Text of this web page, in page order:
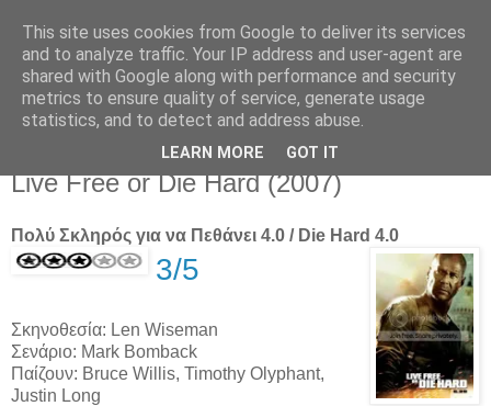
Movies For The Masses
Challenging common sense since 2004
Thursday, June 28, 2007
Live Free or Die Hard (2007)
Πολύ Σκληρός για να Πεθάνει 4.0 / Die Hard 4.0
3/5
Σκηνοθεσία: Len Wiseman
Σενάριο: Mark Bomback
Παίζουν: Bruce Willis, Timothy Olyphant,
Justin Long
This site uses cookies from Google to deliver its services
and to analyze traffic. Your IP address and user-agent are
shared with Google along with performance and security
metrics to ensure quality of service, generate usage
statistics, and to detect and address abuse.
LEARN MORE GOT IT